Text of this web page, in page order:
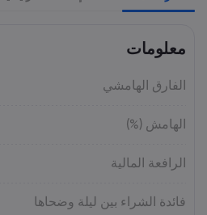
معلومات
الفارق الهامشي
الهامش (%)
الرافعة المالية
فائدة الشراء بين ليلة وضحاها